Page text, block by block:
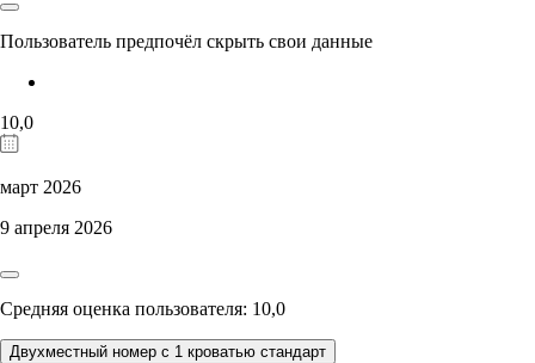
Пользователь предпочёл скрыть свои данные
10,0
март 2026
9 апреля 2026
Средняя оценка пользователя: 10,0
Двухместный номер с 1 кроватью стандарт